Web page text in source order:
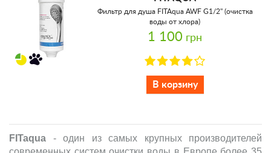
Фильтр для душа FITAqua AWF G1/2'' (очистка
воды от хлора)
1 100 грн
В корзину
FITaqua - один из самых крупных производителей